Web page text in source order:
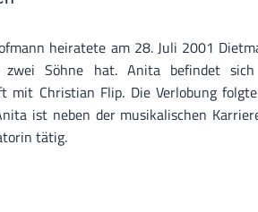
heiratete am 28. Juli 2001
zwei Söhne hat. Anita befindet
mit Christian Flip. Die Verlobung
ist neben der musikalischen
tätig.